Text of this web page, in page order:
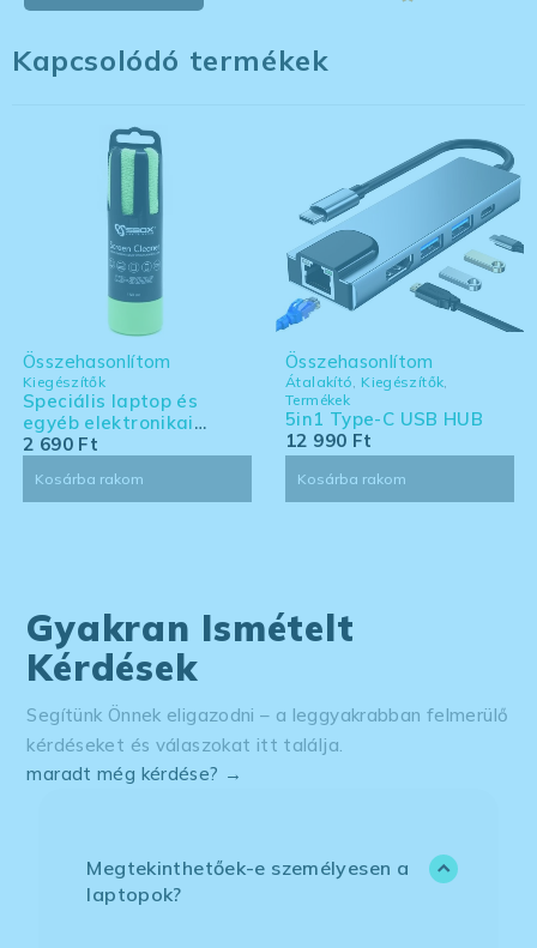
Kapcsolódó termékek
Kiegészítők
Speciális laptop és
egyéb elektronikai
eszköz tisztító készlet -
Összehasonlítom
2 690 Ft
Kosárba rakom
Átalakító, Kiegészítők,
Termékek
5in1 Type-C USB HUB
Összehasonlítom
12 990 Ft
Kosárba rakom
Gyakran Ismételt
Kérdések
Segítünk Önnek eligazodni – a leggyakrabban felmerülő
kérdéseket és válaszokat itt találja.
maradt még kérdése? →
Megtekinthetőek-e személyesen a
laptopok?